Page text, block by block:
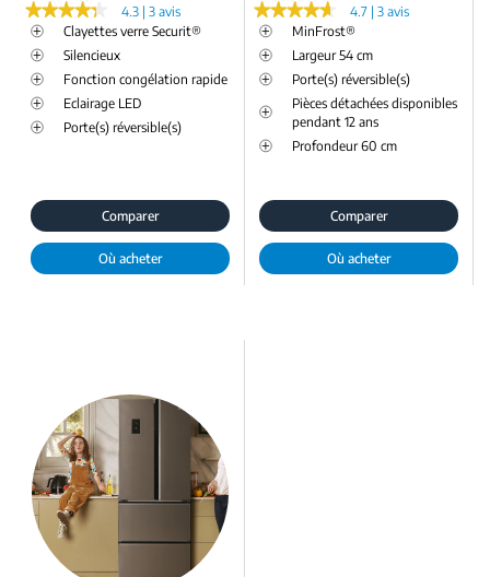
★★★★★
★★★★★
4.3 | 3 avis
Clayettes verre Securit®
Silencieux
Fonction congélation rapide
Eclairage LED
Porte(s) réversible(s)
Comparer
Où acheter
★★★★★
★★★★★
4.7 | 3 avis
MinFrost®
Largeur 54 cm
Porte(s) réversible(s)
Pièces détachées disponibles
pendant 12 ans
Profondeur 60 cm
Comparer
Où acheter